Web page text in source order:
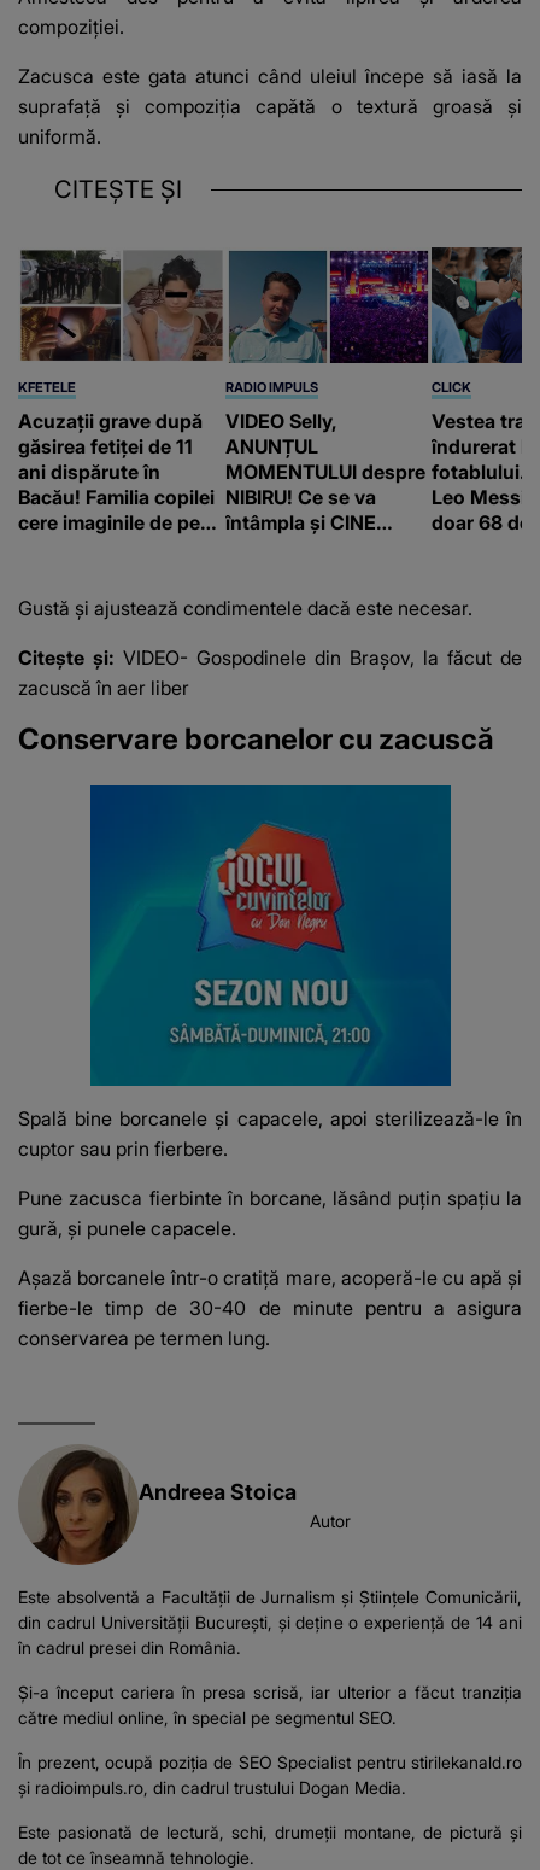
compoziției.
Zacusca este gata atunci când uleiul începe să iasă la
suprafață și compoziția capătă o textură groasă și
uniformă.
CITEȘTE ȘI
KFETELE
Acuzații grave după
găsirea fetiței de 11
ani dispărute în
Bacău! Familia copilei
cere imaginile de pe
a mai dus sora mea...”
RADIO IMPULS
VIDEO Selly,
ANUNȚUL
MOMENTULUI despre
NIBIRU! Ce se va
întâmpla și CINE
e ciudă că..."
CLICK
Vestea
îndurerat
fotablului.
Leo Messi
doar 68 de
Gustă și ajustează condimentele dacă este necesar.
Citește și: VIDEO- Gospodinele din Brașov, la făcut de
zacuscă în aer liber
Conservare borcanelor cu zacuscă
Spală bine borcanele și capacele, apoi sterilizează-le în
cuptor sau prin fierbere.
Pune zacusca fierbinte în borcane, lăsând puțin spațiu la
gură, și punele capacele.
Așază borcanele într-o cratiță mare, acoperă-le cu apă și
fierbe-le timp de 30-40 de minute pentru a asigura
conservarea pe termen lung.
Andreea Stoica
Autor
Este absolventă a Facultății de Jurnalism și Științele Comunicării,
din cadrul Universității București, şi deţine o experienţă de 14 ani
în cadrul presei din România.
Şi-a început cariera în presa scrisă, iar ulterior a făcut tranziţia
către mediul online, în special pe segmentul SEO.
În prezent, ocupă poziţia de SEO Specialist pentru stirilekanald.ro
şi radioimpuls.ro , din cadrul trustului Dogan Media.
Este pasionată de lectură, schi, drumeţii montane, de pictură şi
de tot ce înseamnă tehnologie.